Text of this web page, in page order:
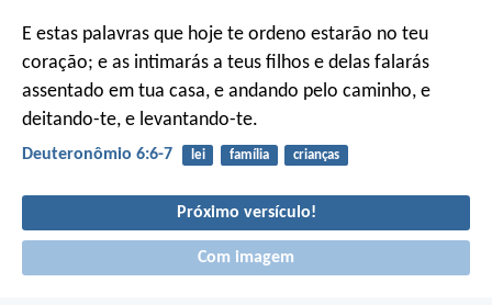
E estas palavras que hoje te ordeno estarão no teu
coração; e as intimarás a teus filhos e delas falarás
assentado em tua casa, e andando pelo caminho, e
deitando-te, e levantando-te.
Deuteronômio 6:6-7 lei família crianças
Próximo versículo!
Com imagem